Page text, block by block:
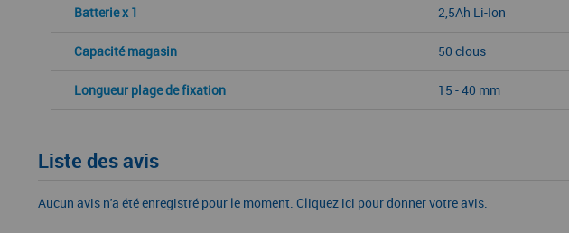
Batterie x 1 2,5Ah Li-Ion
Capacité magasin 50 clous
Longueur plage de fixation 15 - 40 mm
Liste des avis
Aucun avis n'a été enregistré pour le moment. Cliquez ici pour donner votre avis.